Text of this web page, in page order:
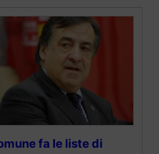
fa le liste di